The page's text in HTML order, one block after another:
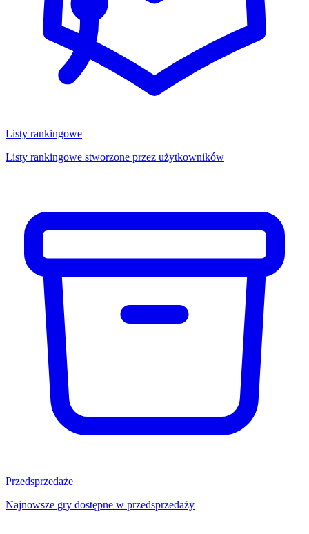
Listy rankingowe
Listy rankingowe stworzone przez użytkowników
Przedsprzedaże
Najnowsze gry dostępne w przedsprzedaży